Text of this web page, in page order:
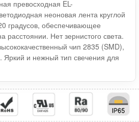
превосходная EL-
неоновая лента круглой
градусов, обеспечивающее
расстоянии. Нет зернистого света.
чип 2835 (SMD),
Яркий и нежный тип свечения для